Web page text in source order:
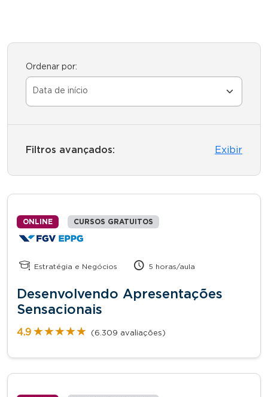
Ordenar por:
Filtros avançados: Exibir
ONLINE CURSOS GRATUITOS
Estratégia e Negócios 5 horas/aula
Desenvolvendo Apresentações
Sensacionais
4.9 ★★★★★
★★★★★ (6.309 avaliações)